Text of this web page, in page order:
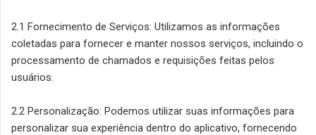
2.1 Fornecimento de Serviços: Utilizamos as informações
coletadas para fornecer e manter nossos serviços, incluindo o
processamento de chamados e requisições feitas pelos
usuários.
2.2 Personalização: Podemos utilizar suas informações para
personalizar sua experiência dentro do aplicativo, fornecendo